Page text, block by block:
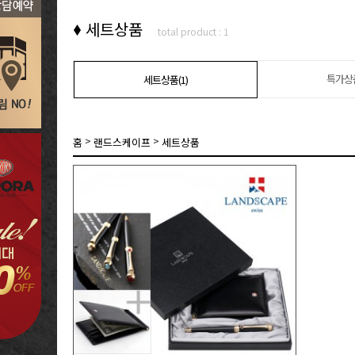
세트상품 total product : 1
세트상품(1) 특가상
홈 > 랜드스케이프 > 세트상품